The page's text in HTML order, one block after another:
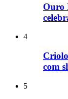
Ouro
4
com
5